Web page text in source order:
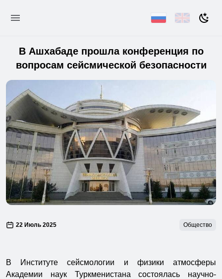
В Ашхабаде прошла конференция по
вопросам сейсмической безопасности
22 Июль 2025 Общество
В Институте сейсмологии и физики атмосферы
Академии наук Туркменистана состоялась научно-